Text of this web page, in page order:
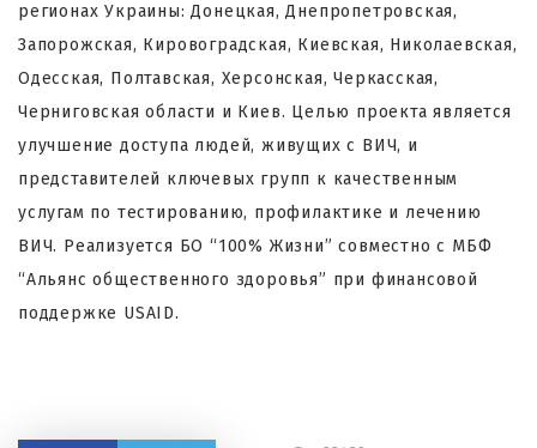
регионах Украины: Донецкая, Днепропетровская,
Запорожская, Кировоградская, Киевская, Николаевская,
Одесская, Полтавская, Херсонская, Черкасская,
Черниговская области и Киев. Целью проекта является
улучшение доступа людей, живущих с ВИЧ, и
представителей ключевых групп к качественным
услугам по тестированию, профилактике и лечению
ВИЧ. Реализуется БО “100% Жизни” совместно с МБФ
“Альянс общественного здоровья” при финансовой
поддержке USAID.